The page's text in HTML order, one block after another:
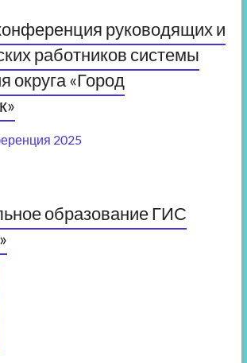
руководящих и
работников системы
округа «Город
2025
образование ГИС